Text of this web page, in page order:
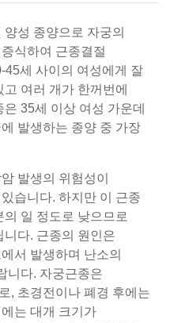
성 종양으로 자궁의
식하여 근종결절
45세 사이의 여성에게 잘
여러 개가 한꺼번에
35세 이상 여성 가운데
발생하는 종양 중 가장
발생의 위험성이
습니다. 하지만 이 근종
일 정도로 낮으므로
다. 근종의 원인은
서 발생하며 난소의
니다. 자궁근종은
, 초경전이나 폐경 후에는
는 대개 크기가